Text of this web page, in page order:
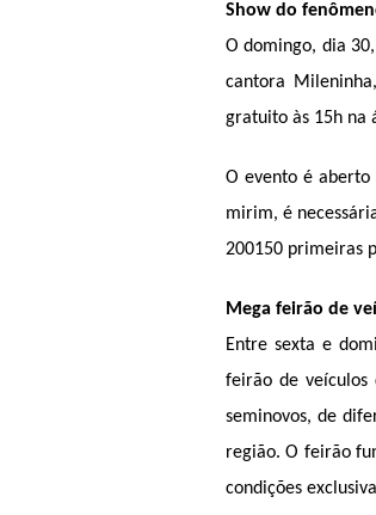
Show do
O domingo, dia
cantora
gratuito às 15h na
O evento é
mirim, é
200150 primeiras
Mega feirão de
Entre sexta e
feirão de veículos
seminovos, de
região. O feirão
condições